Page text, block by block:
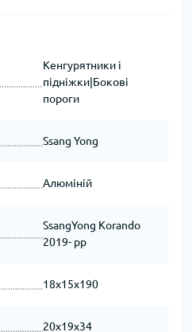
Кенгурятники і
підніжки|Бокові
пороги
Ssang Yong
Алюміній
SsangYong Korando
2019- рр
18x15x190
20x19x34